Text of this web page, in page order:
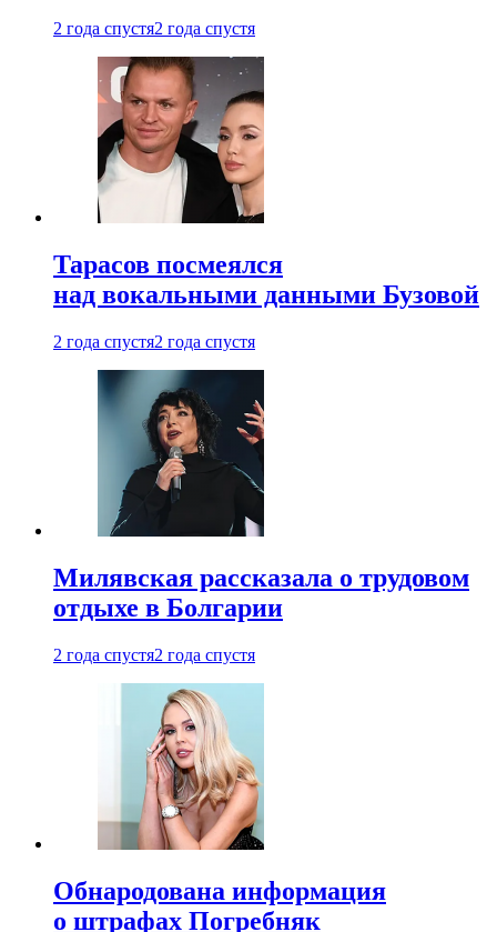
2 года спустя2 года спустя
Тарасов посмеялся
над вокальными данными Бузовой
2 года спустя2 года спустя
Милявская рассказала о трудовом
отдыхе в Болгарии
2 года спустя2 года спустя
Обнародована информация
о штрафах Погребняк